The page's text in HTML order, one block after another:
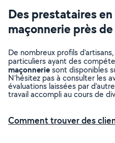
Des prestataires
maçonnerie près
De nombreux profils
particuliers ayant des
maçonneriesont disponibles
N’hésitez pas à consulter les
évaluations laissées par
travail accompli au cours de
Comment trouver des